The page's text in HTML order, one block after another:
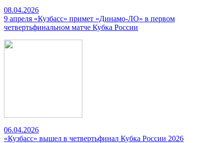
08.04.2026
9 апреля «Кузбасс» примет «Динамо-ЛО» в первом
четвертьфинальном матче Кубка России
06.04.2026
«Кузбасс» вышел в четвертьфинал Кубка России 2026